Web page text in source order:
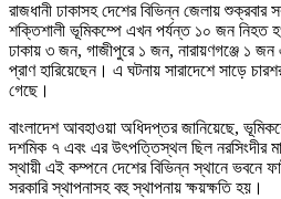
রাজধানী ঢাকাসহ দেশের বিভিন্ন জেলায় শুক্রবার
শক্তিশালী ভূমিকম্পে এখন পর্যন্ত ১০ জন নিহত
ঢাকায় ৩ জন, গাজীপুরে ১ জন, নারায়ণগঞ্জে ১ জন
প্রাণ হারিয়েছেন। এ ঘটনায় সারাদেশে সাড়ে
গেছে।
বাংলাদেশ আবহাওয়া অধিদপ্তর জানিয়েছে,
দশমিক ৭ এবং এর উৎপত্তিস্থল ছিল নরসিংদীর
স্থায়ী এই কম্পনে দেশের বিভিন্ন স্থানে ভবনে
সরকারি স্থাপনাসহ বহু স্থাপনায় ক্ষয়ক্ষতি হয়।